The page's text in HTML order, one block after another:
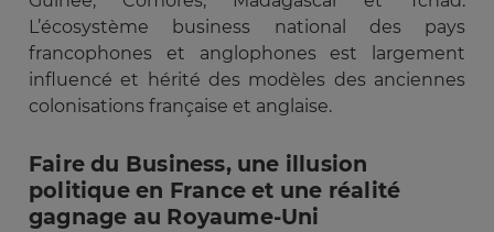
L’écosystème business national des pays
francophones et anglophones est largement
influencé et hérité des modèles des anciennes
colonisations française et anglaise.
Faire du Business, une illusion
politique en France et une réalité
gagnage au Royaume-Uni